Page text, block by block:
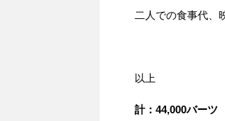
二人での食事代、
以上
計：44,000バーツ